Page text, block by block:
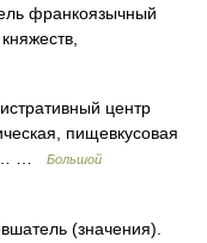
франкоязычный
центр
пищевкусовая
…
Большой
(значения).